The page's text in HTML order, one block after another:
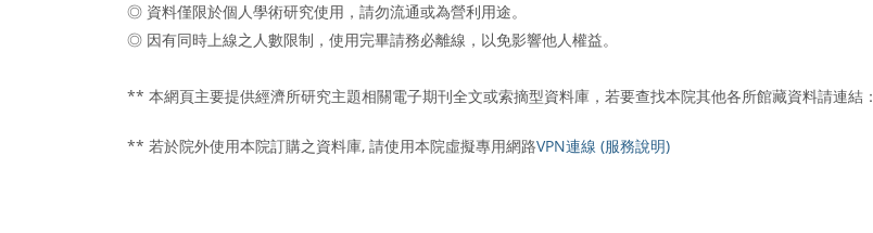
◎ 資料僅限於個人學術研究使用，請勿流通或為營利用途。
◎ 因有同時上線之人數限制，使用完畢請務必離線，以免影響他人權益。
** 本網頁主要提供經濟所研究主題相關電子期刊全文或索摘型資料庫，若要查找本院其他各所館藏資料請連結：
** 若於院外使用本院訂購之資料庫, 請使用本院虛擬專用網路VPN連線 (服務說明)